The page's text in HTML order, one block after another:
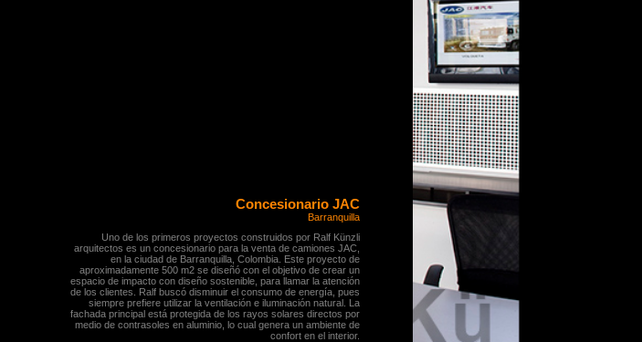
Concesionario JAC
Barranquilla
Uno de los primeros proyectos construidos por Ralf Künzli
arquitectos es un concesionario para la venta de camiones JAC,
en la ciudad de Barranquilla, Colombia. Este proyecto de
aproximadamente 500 m2 se diseñó con el objetivo de crear un
espacio de impacto con diseño sostenible, para llamar la atención
de los clientes. Ralf buscó disminuir el consumo de energía, pues
siempre prefiere utilizar la ventilación e iluminación natural. La
fachada principal está protegida de los rayos solares directos por
medio de contrasoles en aluminio, lo cual genera un ambiente de
confort en el interior.